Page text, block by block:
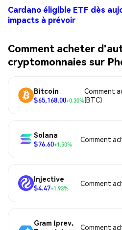
Cardano éligible ETF dès
impacts à prévoir
Comment acheter
cryptomonnaies sur
Bitcoin
$65,168.00+0.30%
Comment
(BTC)
Solana
$76.60+1.50%
Comment
Injective
$4.47+1.93%
Comment
Gram (prev.
Comment